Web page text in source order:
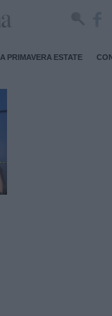
PRIMAVERA ESTATE